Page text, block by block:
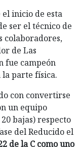
inicio de esta
ser el técnico de
colaboradores,
de Las
fue campeón
la parte física.
con convertirse
un equipo
bajas) respecto
del Reducido el
de la C como uno